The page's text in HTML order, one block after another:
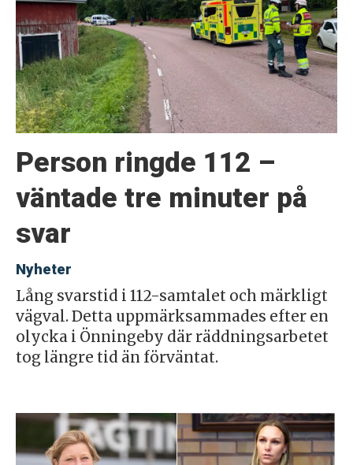
Person ringde 112 –
väntade tre minuter på
svar
Nyheter
Lång svarstid i 112-samtalet och märkligt
vägval. Detta uppmärksammades efter en
olycka i Önningeby där räddningsarbetet
tog längre tid än förväntat.